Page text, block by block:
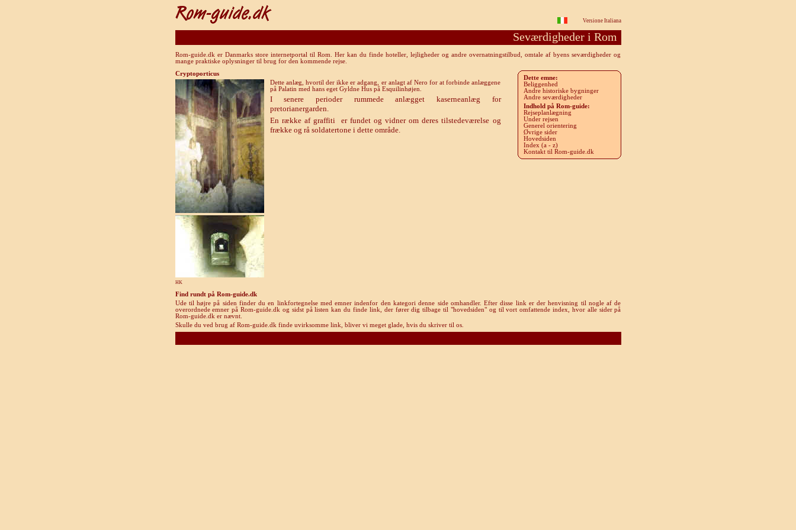
Versione Italiana
Seværdigheder i Rom
Rom-guide.dk er Danmarks store internetportal til Rom. Her kan du finde hoteller, lejligheder og andre overnatningstilbud, omtale af byens seværdigheder og
mange praktiske oplysninger til brug for den kommende rejse.
Cryptoporticus
Dette anlæg, hvortil der ikke er adgang, er anlagt af Nero for at forbinde anlæggene
på Palatin med hans eget Gyldne Hus på Esquilinhøjen.
I senere perioder rummede anlægget kaserneanlæg for
pretorianergarden.
En række af graffiti
er fundet og vidner om deres tilstedeværelse og
frække og rå soldatertone i dette område.
HK
Dette emne:
Beliggenhed
Andre historiske bygninger
Andre seværdigheder
Indhold på Rom-guide:
Rejseplanlægning
Under rejsen
Generel orientering
Øvrige sider
Hovedsiden
Index (a - z)
Kontakt til Rom-guide.dk
Find rundt på Rom-guide.dk
Ude til højre på siden finder du en linkfortegnelse med emner indenfor den kategori denne side omhandler. Efter disse link er der henvisning til nogle af de
overordnede emner på Rom-guide.dk og sidst på listen kan du finde link, der fører dig tilbage til "hovedsiden" og til vort omfattende index, hvor alle sider på
Rom-guide.dk er nævnt.
Skulle du ved brug af Rom-guide.dk finde uvirksomme link, bliver vi meget glade, hvis du skriver til os.